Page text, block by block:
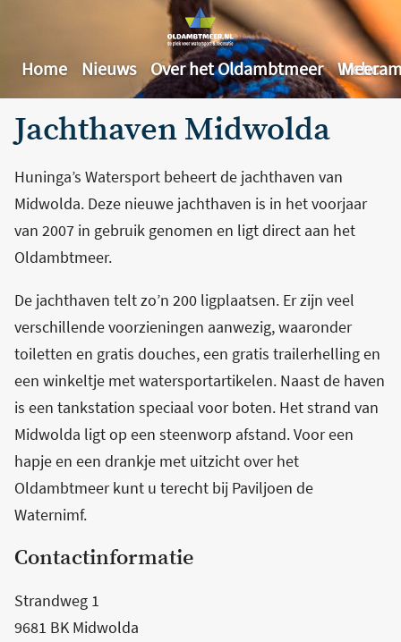
Home Nieuws Over het Oldambtmeer Meer
Jachthaven Midwolda
Huninga’s Watersport beheert de jachthaven van
Midwolda. Deze nieuwe jachthaven is in het voorjaar
van 2007 in gebruik genomen en ligt direct aan het
Oldambtmeer.
De jachthaven telt zo’n 200 ligplaatsen. Er zijn veel
verschillende voorzieningen aanwezig, waaronder
toiletten en gratis douches, een gratis trailerhelling en
een winkeltje met watersportartikelen. Naast de haven
is een tankstation speciaal voor boten. Het strand van
Midwolda ligt op een steenworp afstand. Voor een
hapje en een drankje met uitzicht over het
Oldambtmeer kunt u terecht bij Paviljoen de
Waternimf.
Contactinformatie
Strandweg 1
9681 BK Midwolda